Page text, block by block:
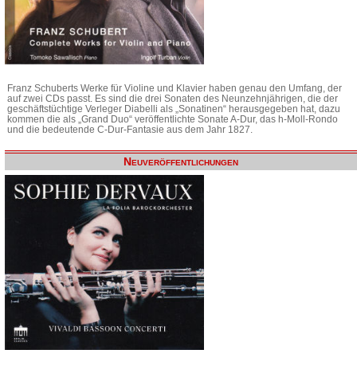
Franz Schuberts Werke für Violine und Klavier haben genau den Umfang, der
auf zwei CDs passt. Es sind die drei Sonaten des Neunzehnjährigen, die der
geschäftstüchtige Verleger Diabelli als „Sonatinen“ herausgegeben hat, dazu
kommen die als „Grand Duo“ veröffentlichte Sonate A-Dur, das h-Moll-Rondo
und die bedeutende C-Dur-Fantasie aus dem Jahr 1827.
Neuveröffentlichungen